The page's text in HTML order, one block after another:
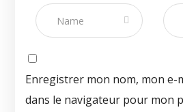
Enregistrer mon nom, mon e-
dans le navigateur pour mon